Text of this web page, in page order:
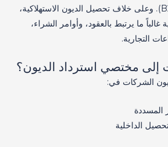
والديون بين الشركات (B2B). وعلى خلاف تحصيل الديون الاستهلاكية،
غالباً ما يرتبط بالعقود، وأوامر الشراء،
التجارية.
إلى مختصي استرداد الديون؟
الشركات في:
المسددة
الداخلية